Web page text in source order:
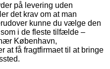
på levering uden
det krav om at man
kunne du vælge den
i de fleste tilfælde –
København,
at få fragtfirmaet til at bringe